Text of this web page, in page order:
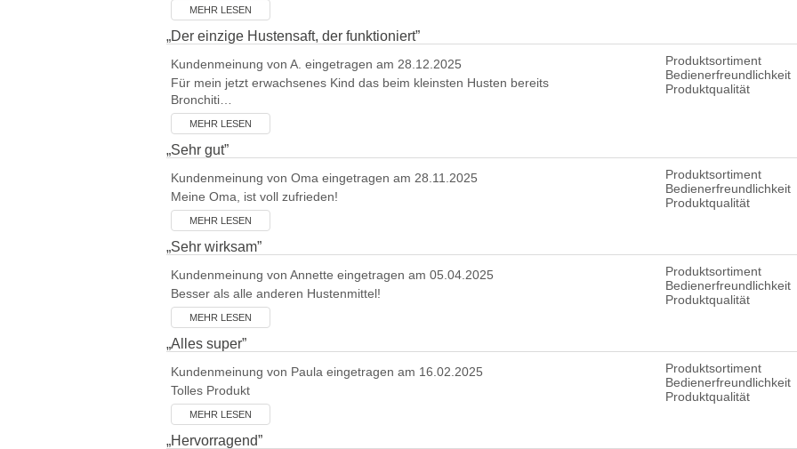
MEHR LESEN
„Der einzige Hustensaft, der funktioniert”
Produktsortiment
Bedienerfreundlichkeit
Produktqualität
Kundenmeinung von A. eingetragen am 28.12.2025
Für mein jetzt erwachsenes Kind das beim kleinsten Husten bereits
Bronchiti…
MEHR LESEN
„Sehr gut”
Produktsortiment
Bedienerfreundlichkeit
Produktqualität
Kundenmeinung von Oma eingetragen am 28.11.2025
Meine Oma, ist voll zufrieden!
MEHR LESEN
„Sehr wirksam”
Produktsortiment
Bedienerfreundlichkeit
Produktqualität
Kundenmeinung von Annette eingetragen am 05.04.2025
Besser als alle anderen Hustenmittel!
MEHR LESEN
„Alles super”
Produktsortiment
Bedienerfreundlichkeit
Produktqualität
Kundenmeinung von Paula eingetragen am 16.02.2025
Tolles Produkt
MEHR LESEN
„Hervorragend”